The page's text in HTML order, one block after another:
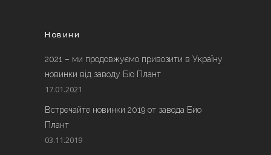
Новини
2021 – ми продовжуємо привозити в Україну
новинки від заводу Біо Плант
17.01.2021
Встречайте новинки 2019 от завода Био
Плант
03.11.2019